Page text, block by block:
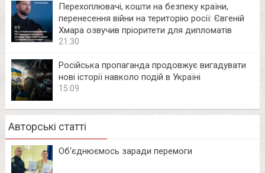
Перехоплювачі, кошти на безпеку країни,
перенесення війни на територію росії: Євгеній
Хмара озвучив пріоритети для дипломатів
21:30
Російська пропаганда продовжує вигадувати
нові історії навколо подій в Україні
15:09
Авторські статті
Об‘єднюємось заради перемоги